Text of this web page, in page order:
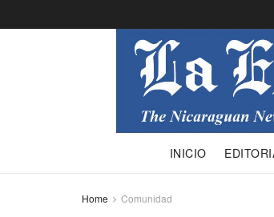
INICIO
Home Comunidad